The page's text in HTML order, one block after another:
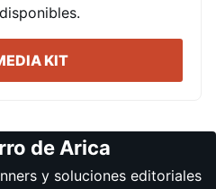
KIT
de Arica
y soluciones editoriales